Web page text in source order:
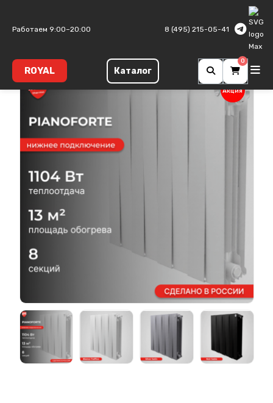
Работаем 9:00–20:00 8 (495) 215-05-41
ROYAL Каталог
0
Акция